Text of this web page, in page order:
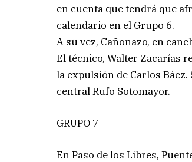
en cuenta que tendrá que
calendario en el Grupo 6.
A su vez, Cañonazo, en
El técnico, Walter Zacarías
la expulsión de Carlos
central Rufo Sotomayor.
GRUPO 7
En Paso de los Libres,